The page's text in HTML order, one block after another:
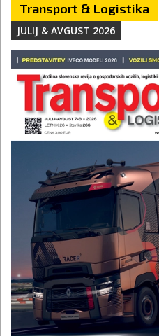
Transport & Logistika
JULIJ & AVGUST 2026